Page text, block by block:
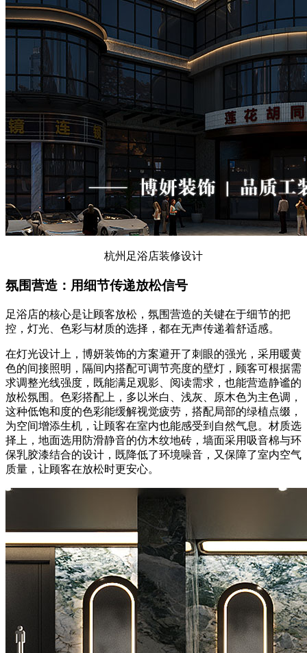
杭州足浴店装修设计
氛围营造：用细节传递放松信号
足浴店的核心是让顾客放松，氛围营造的关键在于细节的把
控，灯光、色彩与材质的选择，都在无声传递着舒适感。
在灯光设计上，博妍装饰的方案避开了刺眼的强光，采用暖黄
色的间接照明，隔间内搭配可调节亮度的壁灯，顾客可根据需
求调整光线强度，既能满足观影、阅读需求，也能营造静谧的
放松氛围。色彩搭配上，多以米白、浅灰、原木色为主色调，
这种低饱和度的色彩能缓解视觉疲劳，搭配局部的绿植点缀，
为空间增添生机，让顾客在室内也能感受到自然气息。材质选
择上，地面选用防滑静音的仿木纹地砖，墙面采用吸音棉与环
保乳胶漆结合的设计，既降低了环境噪音，又保障了室内空气
质量，让顾客在放松时更安心。